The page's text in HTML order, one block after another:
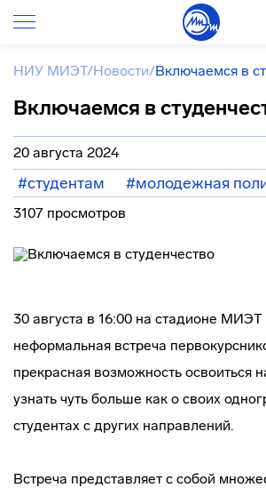
НИУ МИЭТ/Новости/Включаемся в
Включаемся в
20 августа 2024
#студентам #молодежная
3107 просмотров
30 августа в 16:00 на стадионе МИЭТ
неформальная встреча
прекрасная возможность освоиться
узнать чуть больше как о своих
студентах с других направлений.
Встреча представляет с собой